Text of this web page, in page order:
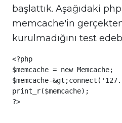
başlattık. Aşağıdaki
memcache'in
kurulmadığını test
<?php
$memcache = new Memcache;
$memcache-
print_r($memcache);
?>